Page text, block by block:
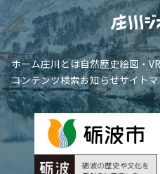
ホーム庄川とは自然歴史絵図・VR
コンテンツ検索お知らせサイト